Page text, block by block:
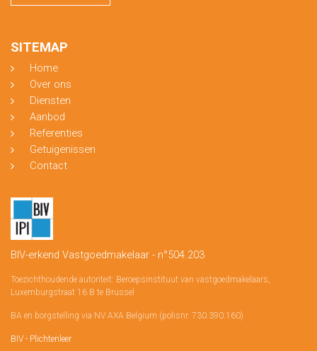
SITEMAP
Home
Over ons
Diensten
Aanbod
Referenties
Getuigenissen
Contact
BIV-erkend Vastgoedmakelaar - n°504.203
Toezichthoudende autoriteit: Beroepsinstituut van vastgoedmakelaars,
Luxemburgstraat 16 B te Brussel
BA en borgstelling via NV AXA Belgium (polisnr. 730.390.160)
BIV - Plichtenleer